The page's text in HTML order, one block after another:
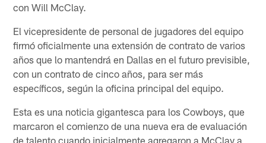
con Will McClay.
El vicepresidente de personal de jugadores del equipo
firmó oficialmente una extensión de contrato de varios
años que lo mantendrá en Dallas en el futuro previsible,
con un contrato de cinco años, para ser más
específicos, según la oficina principal del equipo.
Esta es una noticia gigantesca para los Cowboys, que
marcaron el comienzo de una nueva era de evaluación
de talento cuando inicialmente agregaron a McClay a